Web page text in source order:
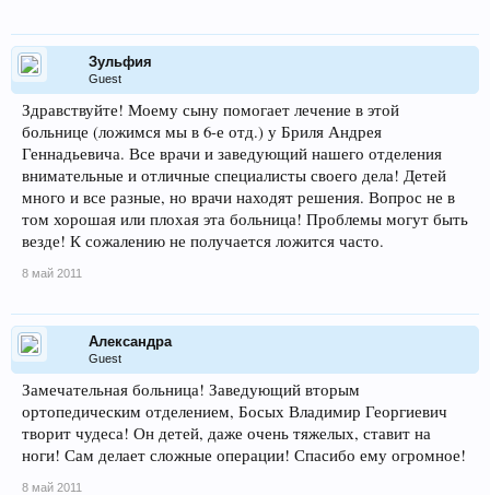
Зульфия
Guest
Здравствуйте! Моему сыну помогает лечение в этой
больнице (ложимся мы в 6-е отд.) у Бриля Андрея
Геннадьевича. Все врачи и заведующий нашего отделения
внимательные и отличные специалисты своего дела! Детей
много и все разные, но врачи находят решения. Вопрос не в
том хорошая или плохая эта больница! Проблемы могут быть
везде! К сожалению не получается ложится часто.
8 май 2011
Александра
Guest
Замечательная больница! Заведующий вторым
ортопедическим отделением, Босых Владимир Георгиевич
творит чудеса! Он детей, даже очень тяжелых, ставит на
ноги! Сам делает сложные операции! Спасибо ему огромное!
8 май 2011